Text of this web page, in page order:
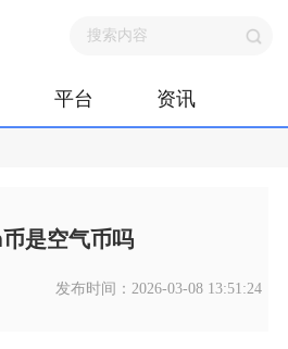
平台 资讯
是空气币吗
发布时间：2026-03-08 13:51:24